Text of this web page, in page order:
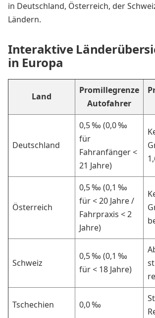
in Deutschland, Österreich, der
Ländern.
Interaktive
in Europa
Land
Promillegrenze
Autofahrer
Deutschland
0,5 ‰ (0,0 ‰
für
Fahranfänger <
21 Jahre)
Österreich
0,5 ‰ (0,1 ‰
für < 20 Jahre /
Fahrpraxis < 2
Jahre)
Schweiz
0,5 ‰ (0,1 ‰
für < 18 Jahre)
Tschechien 0,0 ‰